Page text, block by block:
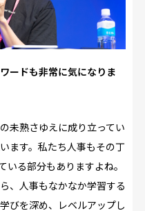
ードも非常に気になりま
未熟さゆえに成り立ってい
ます。私たち人事もその丁
いる部分もありますよね。
、人事もなかなか学習する
びを深め、レベルアップし